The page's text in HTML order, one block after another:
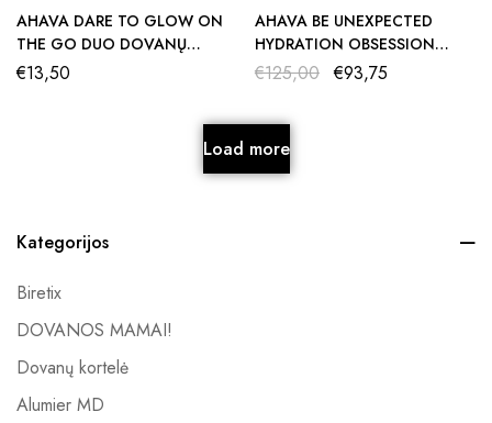
Kategorijos
Biretix
DOVANOS MAMAI!
Dovanų kortelė
Alumier MD
AHAVA DARE TO GLOW ON
THE GO DUO DOVANŲ
RINKINYS
€13,50
AHAVA BE UNEXPECTED
HYDRATION OBSESSION
RINKINYS
€125,00 €93,75
Load more